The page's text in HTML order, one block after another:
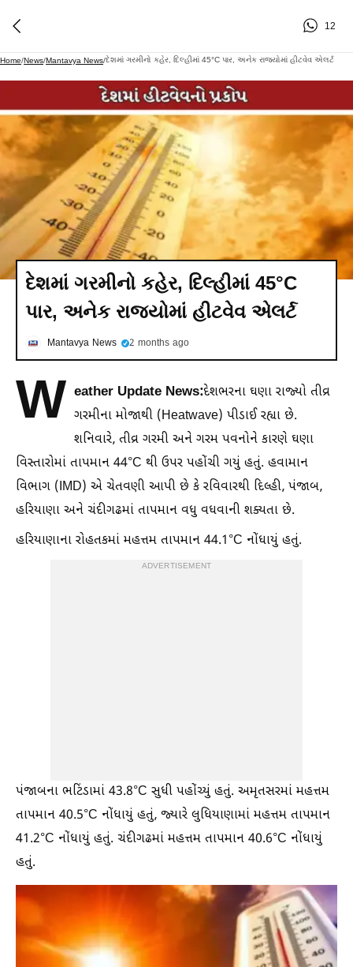
12
Home/News/Mantavya News/દેશમાં ગરમીનો કહેર, દિલ્હીમાં 45°C પાર, અનેક રાજ્યોમાં હીટવેવ એલર્ટ
દેશમાં ગરમીનો કહેર, દિલ્હીમાં 45°C
પાર, અનેક રાજ્યોમાં હીટવેવ એલર્ટ
Mantavya News 2 months ago
W eather Update News:દેશભરના ઘણા રાજ્યો તીવ્ર
ગરમીના મોજાથી (Heatwave) પીડાઈ રહ્યા છે.
શનિવારે, તીવ્ર ગરમી અને ગરમ પવનોને કારણે ઘણા
વિસ્તારોમાં તાપમાન 44°C થી ઉપર પહોંચી ગયું હતું. હવામાન
વિભાગ (IMD) એ ચેતવણી આપી છે કે રવિવારથી દિલ્હી, પંજાબ,
હરિયાણા અને ચંદીગઢમાં તાપમાન વધુ વધવાની શક્યતા છે.
હરિયાણાના રોહતકમાં મહત્તમ તાપમાન 44.1°C નોંધાયું હતું.
ADVERTISEMENT
પંજાબના ભટિંડામાં 43.8°C સુધી પહોંચ્યું હતું. અમૃતસરમાં મહત્તમ
તાપમાન 40.5°C નોંધાયું હતું, જ્યારે લુધિયાણામાં મહત્તમ તાપમાન
41.2°C નોંધાયું હતું. ચંદીગઢમાં મહત્તમ તાપમાન 40.6°C નોંધાયું
હતું.